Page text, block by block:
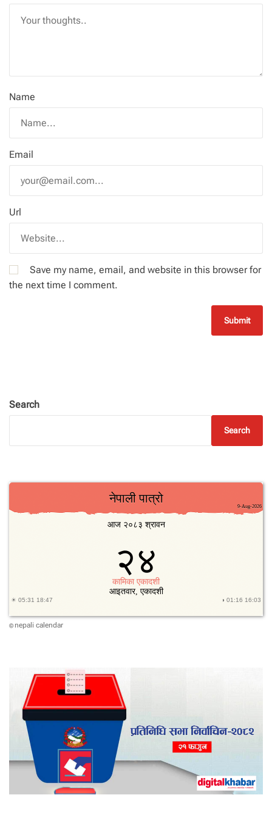
Name
Email
Url
Save my name, email, and website in this browser for
the next time I comment.
Search
Search
© nepali calendar